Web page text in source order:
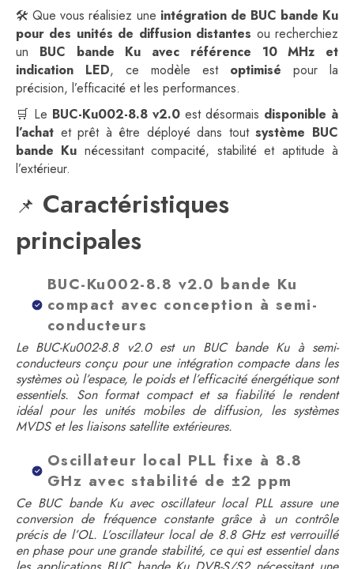
🛠️ Que vous réalisiez une intégration de BUC bande Ku
pour des unités de diffusion distantes ou recherchiez
un BUC bande Ku avec référence 10 MHz et
indication LED, ce modèle est optimisé pour la
précision, l’efficacité et les performances.
🛒 Le BUC-Ku002-8.8 v2.0 est désormais disponible à
l’achat et prêt à être déployé dans toutsystème BUC
bande Ku nécessitant compacité, stabilité et aptitude à
l’extérieur.
📌 Caractéristiques
principales
BUC-Ku002-8.8 v2.0 bande Ku
compact avec conception à semi-
conducteurs
Le BUC-Ku002-8.8 v2.0 est un BUC bande Ku à semi-
conducteurs conçu pour une intégration compacte dans les
systèmes où l’espace, le poids et l’efficacité énergétique sont
essentiels. Son format compact et sa fiabilité le rendent
idéal pour les unités mobiles de diffusion, les systèmes
MVDS et les liaisons satellite extérieures.
Oscillateur local PLL fixe à 8.8
GHz avec stabilité de ±2 ppm
Ce BUC bande Ku avec oscillateur local PLL assure une
conversion de fréquence constante grâce à un contrôle
précis de l’OL. L’oscillateur local de 8.8 GHz est verrouillé
en phase pour une grande stabilité, ce qui est essentiel dans